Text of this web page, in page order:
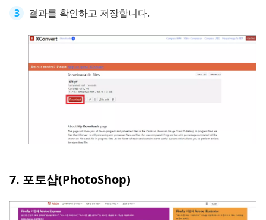
결과를 확인하고 저장합니다.
7. 포토샵(PhotoShop)